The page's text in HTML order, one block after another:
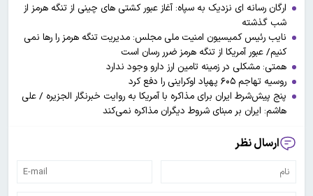
ارگان رسانه ای نزدیک به سپاه: آغاز عبور کشتی های چینی از تنگه هرمز از
شب گذشته
نایب رئیس کمیسیون امنیت ملی مجلس: مدیریت تنگه هرمز را رها نمی
کنیم/ عبور آمریکا از تنگه هرمز ضرر رسان است
همتی: مشکلی در زمینه تامین ارز دارو وجود ندارد
روسیه تهاجم ۶۰۵ پهپاد اوکراینی را دفع کرد
پنج پیش‌شرط ایران برای مذاکره با آمریکا به روایت خبرنگار الجزیره / علی
هاشم:‌ ایران بر مبنای شروط دیگران مذاکره نمی‌کند
ارسال نظر